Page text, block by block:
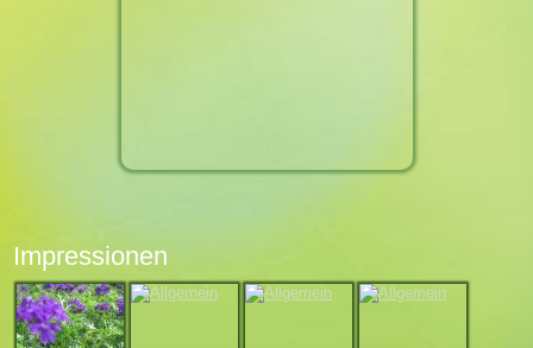
Impressionen